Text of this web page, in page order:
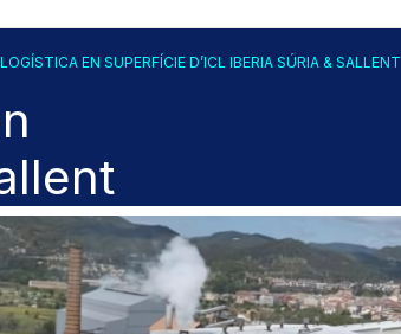
EN SUPERFÍCIE D’ICL IBERIA SÚRIA & SALLENT